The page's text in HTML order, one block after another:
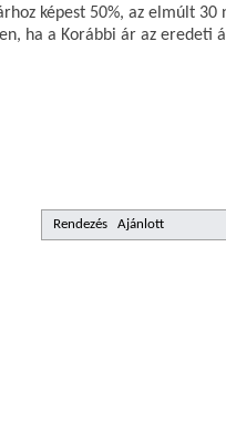
képest 50%, az elmúlt 30
ha a Korábbi ár az eredeti
Rendezés